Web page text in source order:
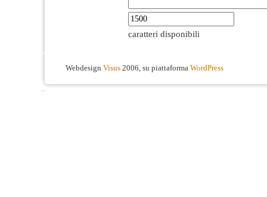
caratteri disponibili
Webdesign Visus 2006, su piattaforma WordPress